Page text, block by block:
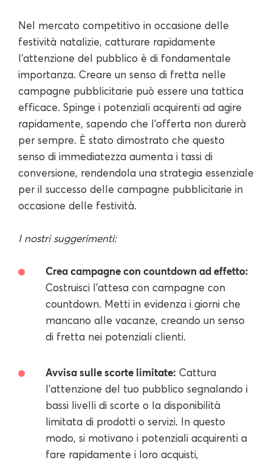
Nel mercato competitivo in occasione delle
festività natalizie, catturare rapidamente
l'attenzione del pubblico è di fondamentale
importanza. Creare un senso di fretta nelle
campagne pubblicitarie può essere una tattica
efficace. Spinge i potenziali acquirenti ad agire
rapidamente, sapendo che l'offerta non durerà
per sempre. È stato dimostrato che questo
senso di immediatezza aumenta i tassi di
conversione, rendendola una strategia essenziale
per il successo delle campagne pubblicitarie in
occasione delle festività.
I nostri suggerimenti:
Crea campagne con countdown ad effetto:
Costruisci l'attesa con campagne con
countdown. Metti in evidenza i giorni che
mancano alle vacanze, creando un senso
di fretta nei potenziali clienti.
Avvisa sulle scorte limitate: Cattura
l'attenzione del tuo pubblico segnalando i
bassi livelli di scorte o la disponibilità
limitata di prodotti o servizi. In questo
modo, si motivano i potenziali acquirenti a
fare rapidamente i loro acquisti,